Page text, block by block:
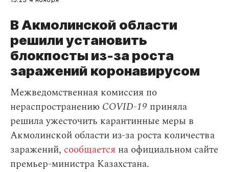
В Акмолинской области
решили установить
блокпосты из-за роста
заражений коронавирусом
Межведомственная комиссия по
нераспространению COVID-19 приняла
решила ужесточить карантинные меры в
Акмолинской области из-за роста количества
заражений, сообщается на официальном сайте
премьер-министра Казахстана.